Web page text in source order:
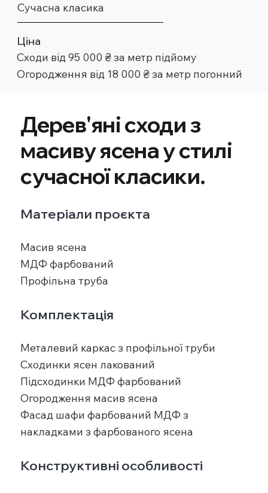
Сучасна класика
Ціна
Сходи від 95 000 ₴ за метр підйому
Огородження від 18 000 ₴ за метр погонний
Дерев'яні сходи з
масиву ясена у стилі
сучасної класики.
Матеріали проєкта
Масив ясена
МДФ фарбований
Профільна труба
Комплектація
Металевий каркас з профільної труби
Сходинки ясен лакований
Підсходинки МДФ фарбований
Огородження масив ясена
Фасад шафи фарбований МДФ з
накладками з фарбованого ясена
Конструктивні особливості